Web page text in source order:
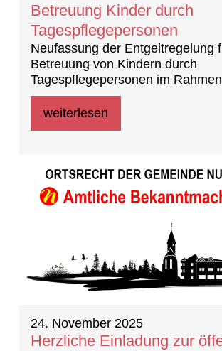
Betreuung Kinder durch
Tagespflegepersonen
Neufassung der Entgeltregelung
Betreuung von Kindern durch
Tagespflegepersonen im
Modells TAKKI Nufringen vom
weiterlesen
24. November 2025
Herzliche Einladung zur